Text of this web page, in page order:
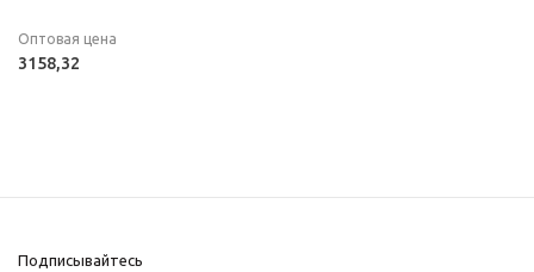
Оптовая цена
3158,32
Подписывайтесь